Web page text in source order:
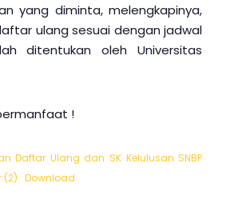
yang diminta, melengkapinya,
ulang sesuai dengan jadwal
ditentukan oleh Universitas
!
Daftar Ulang dan SK Kelulusan SNBP
(2) Download